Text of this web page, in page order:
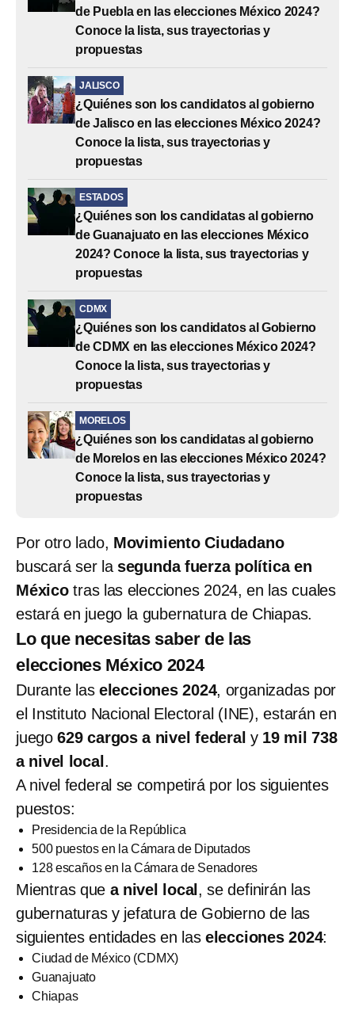
de Puebla en las elecciones México 2024?
Conoce la lista, sus trayectorias y
propuestas
JALISCO
¿Quiénes son los candidatos al gobierno
de Jalisco en las elecciones México 2024?
Conoce la lista, sus trayectorias y
propuestas
ESTADOS
¿Quiénes son los candidatas al gobierno
de Guanajuato en las elecciones México
2024? Conoce la lista, sus trayectorias y
propuestas
CDMX
¿Quiénes son los candidatos al Gobierno
de CDMX en las elecciones México 2024?
Conoce la lista, sus trayectorias y
propuestas
MORELOS
¿Quiénes son los candidatas al gobierno
de Morelos en las elecciones México 2024?
Conoce la lista, sus trayectorias y
propuestas
Por otro lado, Movimiento Ciudadano
buscará ser la segunda fuerza política en
Méxicotras las elecciones 2024, en las cuales
estará en juego la gubernatura de Chiapas.
Lo que necesitas saber de las
elecciones México 2024
Durante las elecciones 2024, organizadas por
el Instituto Nacional Electoral (INE), estarán en
juego 629 cargos a nivel federal y 19 mil 738
a nivel local .
A nivel federal se competirá por los siguientes
puestos:
Presidencia de la República
500 puestos en la Cámara de Diputados
128 escaños en la Cámara de Senadores
Mientras que a nivel local , se definirán las
gubernaturas y jefatura de Gobierno de las
siguientes entidades en las elecciones 2024:
Ciudad de México (CDMX)
Guanajuato
Chiapas